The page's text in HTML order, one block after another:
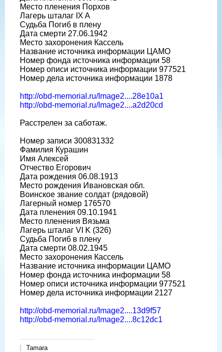
Место пленения Порхов
Лагерь шталаг IX A
Судьба Погиб в плену
Дата смерти 27.06.1942
Место захоронения Кассель
Название источника информации ЦАМО
Номер фонда источника информации 58
Номер описи источника информации 977521
Номер дела источника информации 1878
http://obd-memorial.ru/Image2....28e10a1
http://obd-memorial.ru/Image2....a2d20cd
Расстрелен за саботаж.
Номер записи 300831332
Фамилия Курашин
Имя Алексей
Отчество Егорович
Дата рождения 06.08.1913
Место рождения Ивановская обл.
Воинское звание солдат (рядовой)
Лагерный номер 176570
Дата пленения 09.10.1941
Место пленения Вязьма
Лагерь шталаг VI K (326)
Судьба Погиб в плену
Дата смерти 08.02.1945
Место захоронения Кассель
Название источника информации ЦАМО
Номер фонда источника информации 58
Номер описи источника информации 977521
Номер дела источника информации 2127
http://obd-memorial.ru/Image2....13d9f57
http://obd-memorial.ru/Image2....8c12dc1
Tamara